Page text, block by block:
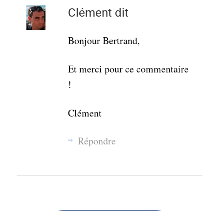
Clément dit
Bonjour Bertrand,
Et merci pour ce commentaire
!
Clément
Répondre